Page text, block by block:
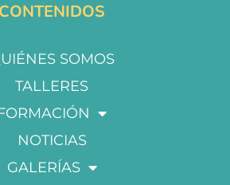
CONTENIDOS
SOMOS
TALLERES
NOTICIAS
GALERÍAS